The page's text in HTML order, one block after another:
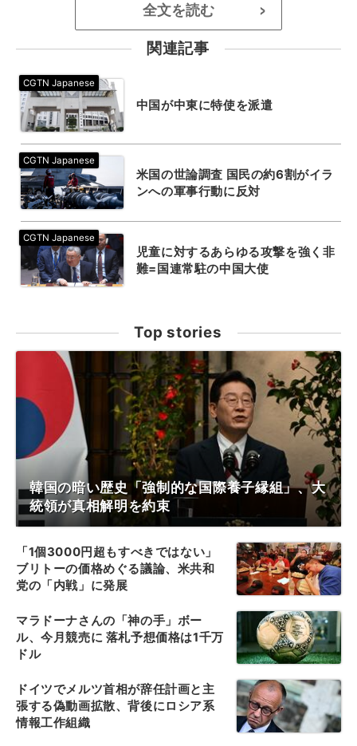
全文を読む >
関連記事
中国が中東に特使を派遣
米国の世論調査 国民の約6割がイラ
ンへの軍事行動に反対
児童に対するあらゆる攻撃を強く非
難=国連常駐の中国大使
Top stories
韓国の暗い歴史「強制的な国際養子縁組」、大
統領が真相解明を約束
「1個3000円超もすべきではない」
ブリトーの価格めぐる議論、米共和
党の「内戦」に発展
マラドーナさんの「神の手」ボー
ル、今月競売に 落札予想価格は1千万
ドル
ドイツでメルツ首相が辞任計画と主
張する偽動画拡散、背後にロシア系
情報工作組織